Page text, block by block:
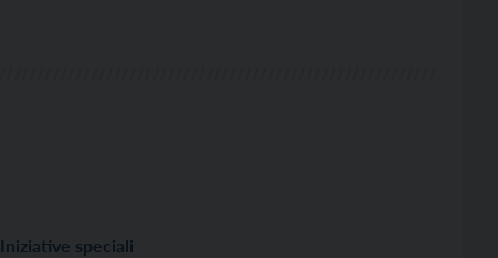
Iniziative speciali